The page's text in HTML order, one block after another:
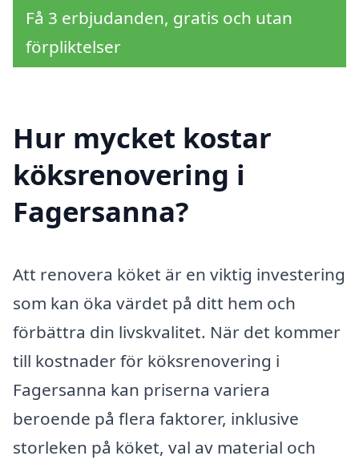
Få 3 erbjudanden, gratis och utan
förpliktelser
Hur mycket kostar
köksrenovering i
Fagersanna?
Att renovera köket är en viktig investering
som kan öka värdet på ditt hem och
förbättra din livskvalitet. När det kommer
till kostnader för köksrenovering i
Fagersanna kan priserna variera
beroende på flera faktorer, inklusive
storleken på köket, val av material och